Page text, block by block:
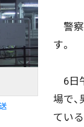
警察
す。
6日
場で
てい